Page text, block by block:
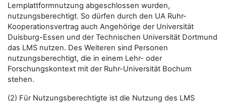
Lernplattformnutzung abgeschlossen wurden,
nutzungsberechtigt. So dürfen durch den UA Ruhr-
Kooperationsvertrag auch Angehörige der Universität
Duisburg-Essen und der Technischen Universität Dortmund
das LMS nutzen. Des Weiteren sind Personen
nutzungsberechtigt, die in einem Lehr- oder
Forschungskontext mit der Ruhr-Universität Bochum
stehen.
(2) Für Nutzungsberechtigte ist die Nutzung des LMS